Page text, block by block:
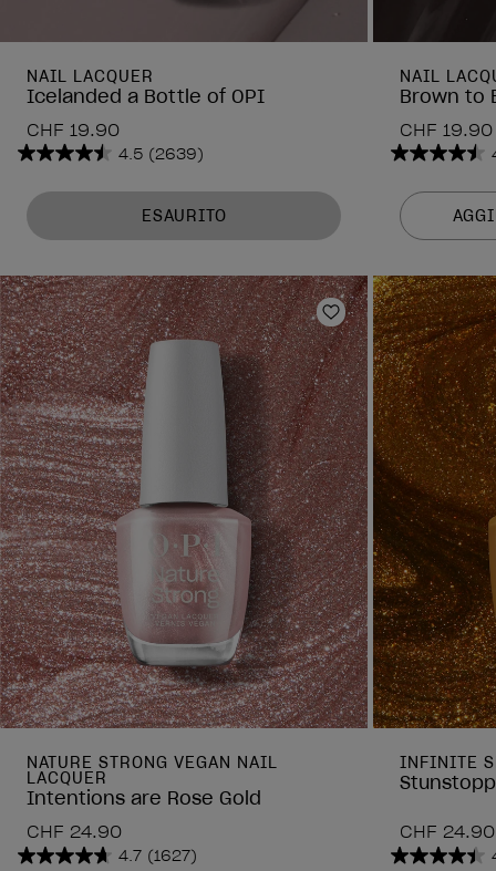
NAIL LACQUER
Icelanded a Bottle of OPI
CHF 19.90
4.5 (2639)
4.5
su
5
stelle.
recensioni
ESAURITO
NAIL
Brown to
CHF 19.90
4.5
su
5
stelle.
Aggiungi alla
NATURE STRONG VEGAN NAIL
LACQUER
Intentions are Rose Gold
CHF 24.90
4.7 (1627)
INFINITE
CHF 24.90